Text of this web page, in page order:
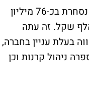
אמזון. ב-12 החודשים האחרונים עלתה מניית אפסלון בכ-96%, ואחרי העלייה היא נסחרת בכ-76 מיליון
בעלת עניין בחברה,
ניהול קרנות וכן